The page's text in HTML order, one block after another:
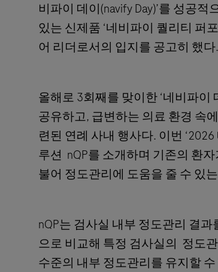
비파이 데이(navify Day)’를 성공
있는 신제품 ‘네비파이 퀄리티 퍼
어 리더로서의 입지를 공고히 했다.
올해로 3회째를 맞이한 ‘네비파이
공유하고, 급변하는 의료 환경 속
련된 연례 사내 행사다. 이번
루션 nQP를 소개하며 기존의 환자
불어 정도관리에 도움을 줄 수 있
nQP는 검사실 내부 정도관리 결
으로 비교해 특정 검사실의 정도
수준의 내부 정도관리를 유지할